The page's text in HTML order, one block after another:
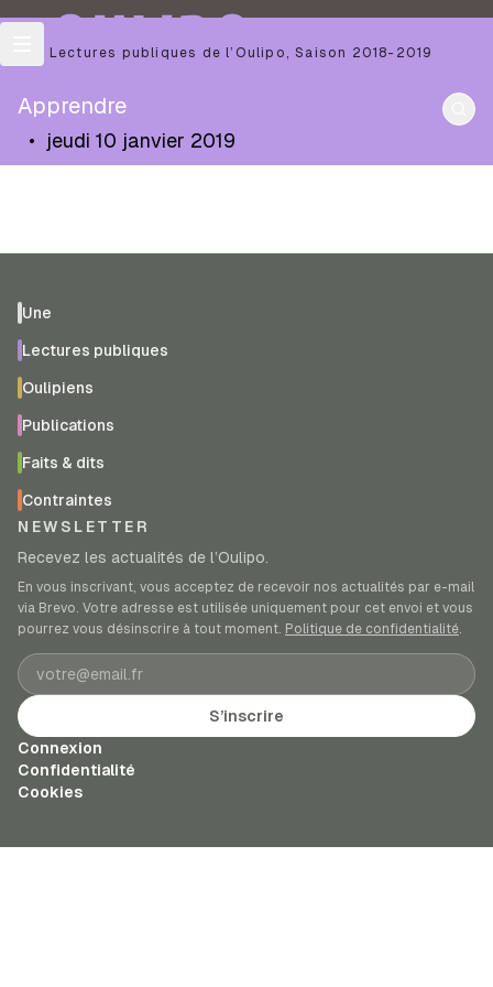
OULIPO
Les Lectures publiques de l’Oulipo ,Saison 2018-2019
Apprendre
• jeudi 10 janvier 2019
Une
Lectures publiques
Oulipiens
Publications
Faits & dits
Contraintes
NEWSLETTER
Recevez les actualités de l’Oulipo.
En vous inscrivant, vous acceptez de recevoir nos actualités par e-mail
via Brevo. Votre adresse est utilisée uniquement pour cet envoi et vous
pourrez vous désinscrire à tout moment. Politique de confidentialité.
Adresse e-mail
S’inscrire
Connexion
Confidentialité
Cookies